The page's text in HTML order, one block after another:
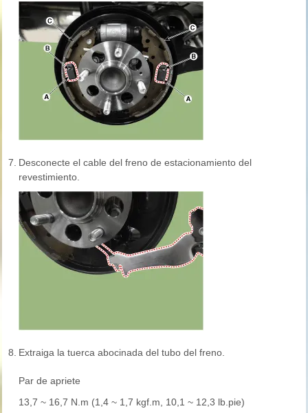
7. Desconecte el cable del freno de estacionamiento del
revestimiento.
8. Extraiga la tuerca abocinada del tubo del freno.
Par de apriete
13,7 ~ 16,7 N.m (1,4 ~ 1,7 kgf.m, 10,1 ~ 12,3 lb.pie)